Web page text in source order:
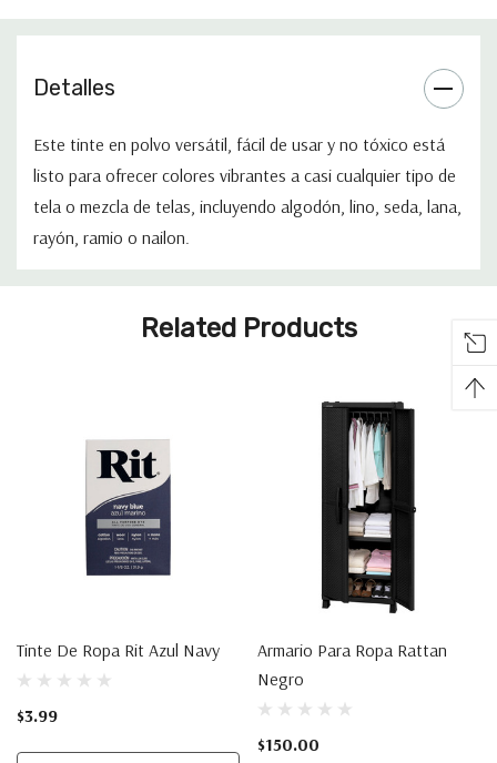
Detalles
Este tinte en polvo versátil, fácil de usar y no tóxico está
listo para ofrecer colores vibrantes a casi cualquier tipo de
tela o mezcla de telas, incluyendo algodón, lino, seda, lana,
rayón, ramio o nailon.
Pestaña
personalizadaRelated Products
Tinte De Ropa Rit Azul Navy
$3.99
Armario Para Ropa Rattan
Negro
$150.00
¿Quieres Tener
Acceso A Ofertas
Exclusivas?